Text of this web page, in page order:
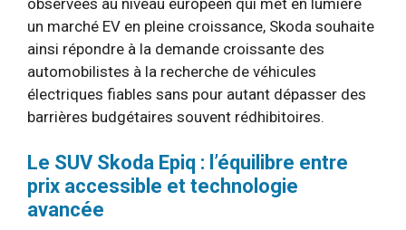
un marché EV en pleine croissance, Skoda souhaite
ainsi répondre à la demande croissante des
automobilistes à la recherche de véhicules
électriques fiables sans pour autant dépasser des
barrières budgétaires souvent rédhibitoires.
Le SUV Skoda Epiq : l’équilibre entre
prix accessible et technologie
avancée